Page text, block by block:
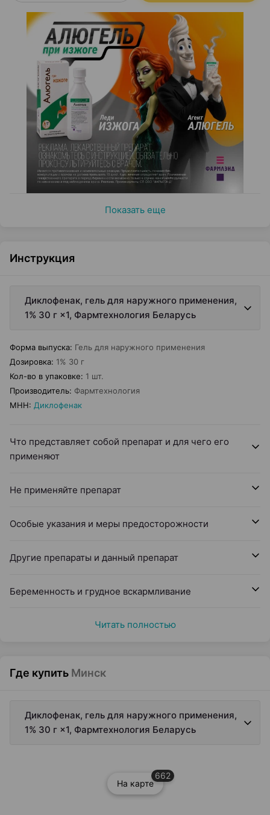
Показать еще
Инструкция
Диклофенак, гель для наружного применения,
1% 30 г ×1, Фармтехнология Беларусь
Форма выпуска: Гель для наружного применения
Дозировка: 1% 30 г
Кол-во в упаковке: 1 шт.
Производитель: Фармтехнология
МНН: Диклофенак
Что представляет собой препарат и для чего его
применяют
Не применяйте препарат
Особые указания и меры предосторожности
Другие препараты и данный препарат
Беременность и грудное вскармливание
Читать полностью
Где купить Минск
Диклофенак, гель для наружного применения,
1% 30 г ×1, Фармтехнология Беларусь
На карте
662